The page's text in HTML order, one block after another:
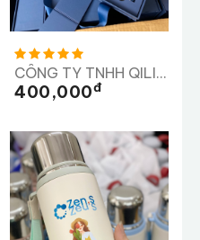
CÔNG TY TNHH QILII, CÔNG Y TNHH SX TM VÀ DV XYTASO
400,000Đ